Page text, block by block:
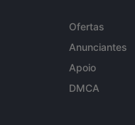
Ofertas
Anunciantes
Apoio
DMCA